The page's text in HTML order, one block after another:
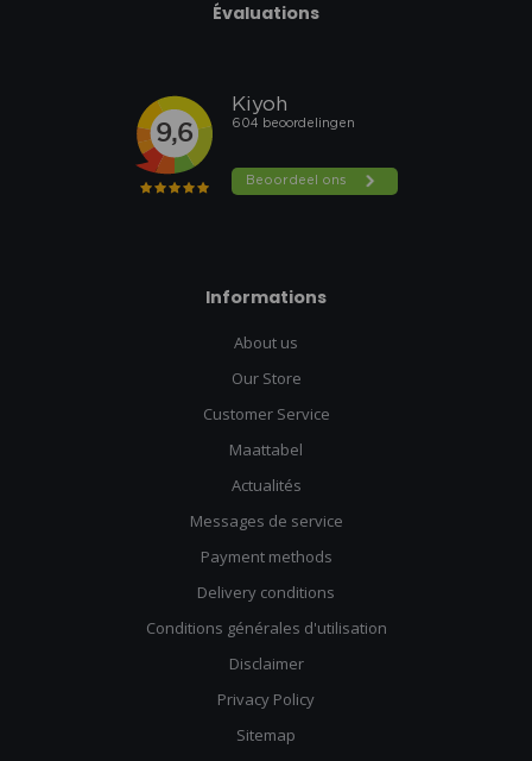
Évaluations
Informations
About us
Our Store
Customer Service
Maattabel
Actualités
Messages de service
Payment methods
Delivery conditions
Conditions générales d'utilisation
Disclaimer
Privacy Policy
Sitemap